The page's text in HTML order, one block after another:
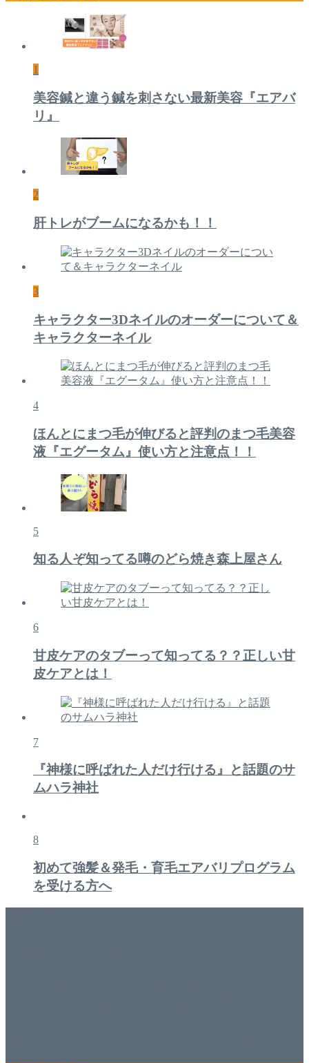
1
美容鍼と違う鍼を刺さない最新美容『エアバ
リ』
2
肝トレがブームになるかも！！
3
キャラクター3Dネイルのオーダーについて＆
キャラクターネイル
4
ほんとにまつ毛が伸びると評判のまつ毛美容
液『エグータム』使い方と注意点！！
5
知る人ぞ知ってる噂のどら焼き森上屋さん
6
甘皮ケアのタブーって知ってる？？正しい甘
皮ケアとは！
7
『神様に呼ばれた人だけ行ける』と話題のサ
ムハラ神社
8
初めて強髪＆発毛・育毛エアバリプログラム
を受ける方へ